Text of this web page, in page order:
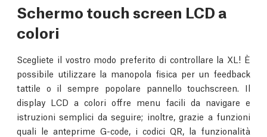
Schermo touch screen LCD a
colori
Scegliete il vostro modo preferito di controllare la XL! È
possibile utilizzare la manopola fisica per un feedback
tattile o il sempre popolare pannello touchscreen. Il
display LCD a colori offre menu facili da navigare e
istruzioni semplici da seguire; inoltre, grazie a funzioni
quali le anteprime G-code, i codici QR, la funzionalità